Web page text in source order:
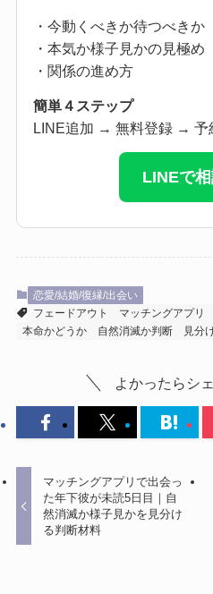
・今動くべきか待つべきか
・本気か様子見かの見極め
・関係の進め方
簡単４ステップ
LINE追加 → 無料登録 → 予
LINEで
恋愛/結婚/復縁/出会い
フェードアウト
マッチングアプリ
本命かどうか
自然消滅か判断 見分
よかったらシ
マッチングアプリで出会っ
た年下彼が未読5日目｜自
然消滅か様子見かを見分け
る判断材料